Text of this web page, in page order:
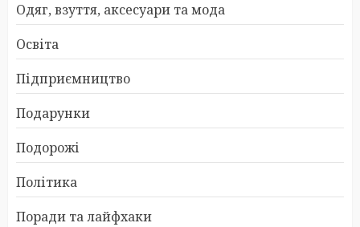
Одяг, взуття, аксесуари та мода
Освіта
Підприємництво
Подарунки
Подорожі
Політика
Поради та лайфхаки